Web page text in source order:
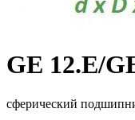
GE 12.E/
сферический